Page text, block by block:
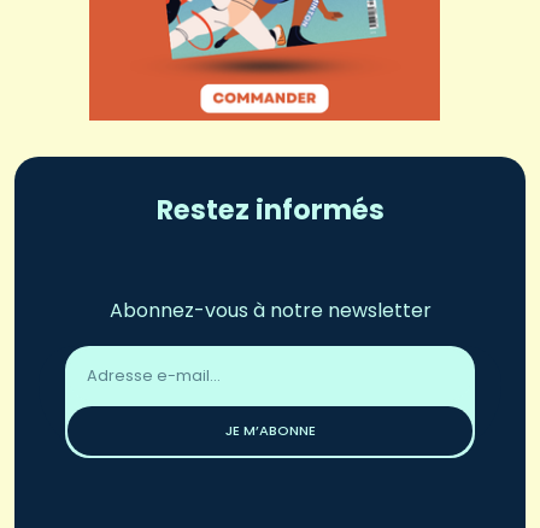
Restez informés
Abonnez-vous à notre newsletter
Adresse
email
JE M’ABONNE